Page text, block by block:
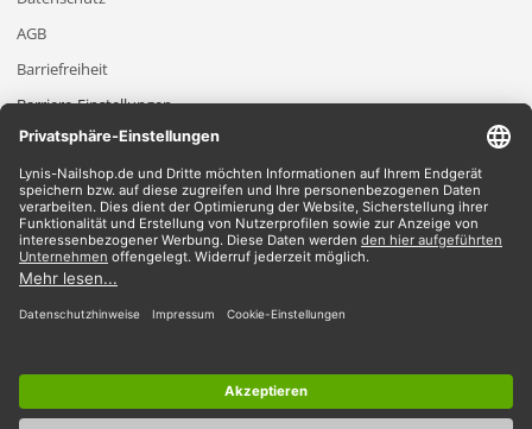
AGB
Barriefreiheit
Barriere-Einstellungen
2026 Lynis-Nailshop.de | Alle Rechte vorbehalten | Dein Nailshop für Nageldesign
Produkte
*Gilt für Lieferungen innerhalb Deutschlands, Lieferzeiten für andere Länder
entnehmen Sie bitte der Schaltfläche mit den Versandinformationen.
*Alle Preise verstehen sich inklusive Mehrwertsteuer und zzgl. Versandkosten
Wir akzeptieren